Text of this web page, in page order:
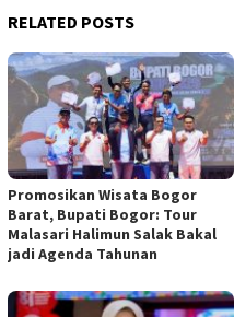
RELATED POSTS
Promosikan Wisata Bogor
Barat, Bupati Bogor: Tour
Malasari Halimun Salak Bakal
jadi Agenda Tahunan